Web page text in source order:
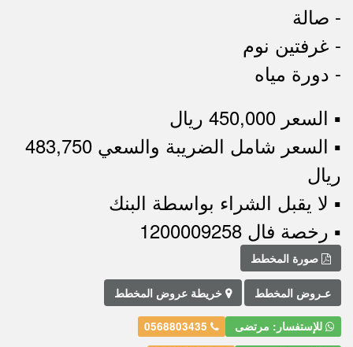
- صالة
- غرفتين نوم
- دورة مياه
▪︎ السعر 450,000 ريال
▪︎ السعر شامل الضريبة والسعي 483,750
ريال
▪︎ لا يقبل الشراء بواسطة البنك
▪︎ رخصة فال 1200009258
صورة المخطط
عـروض المخطط خريطة عروض المخطط
للإستفسار: مرتضى